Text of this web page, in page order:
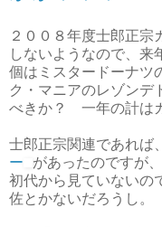
２００８年度士郎正宗
しないようなので、来
個はミスタードーナツ
ク・マニアのレゾンデ
べきか？ 一年の計は
士郎正宗関連であれば、
ー
があったのですが
初代から見ていないの
佐とかないだろうし。